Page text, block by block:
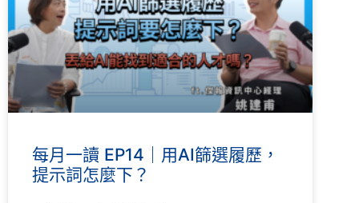
每月一讀 EP14｜用AI篩選履歷，
提示詞怎麼下？